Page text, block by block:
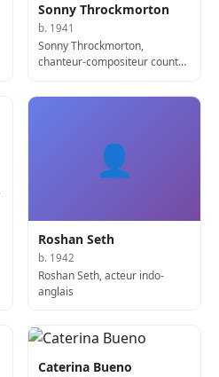
Sonny Throckmorton
b. 1941
Sonny Throckmorton,
chanteur-compositeur country
👤
Roshan Seth
b. 1942
Roshan Seth, acteur indo-
anglais
Caterina Bueno